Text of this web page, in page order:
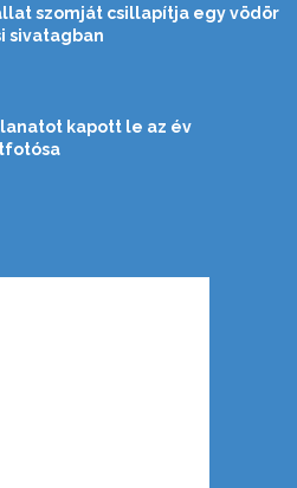
szomját csillapítja egy vödör
sivatagban
kapott le az év